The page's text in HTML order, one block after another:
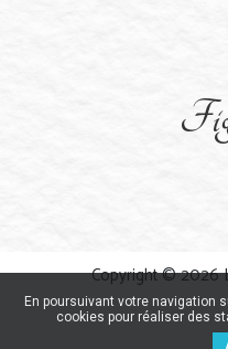
Copyright © 2026
En poursuivant votre navigation
cookies pour réaliser des